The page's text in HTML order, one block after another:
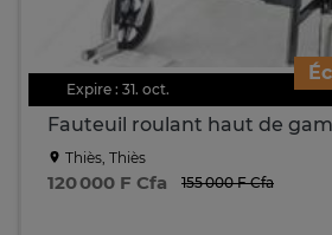
Expire : 31. oct.
Fauteuil roulant haut de
Thiès, Thiès
120 000 F Cfa 155 000 F Cfa